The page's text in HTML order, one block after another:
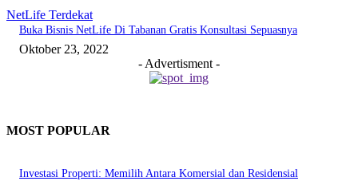
NetLife Terdekat
Buka Bisnis NetLife Di Tabanan Gratis Konsultasi Sepuasnya
Oktober 23, 2022
- Advertisment -
MOST POPULAR
Investasi Properti: Memilih Antara Komersial dan Residensial